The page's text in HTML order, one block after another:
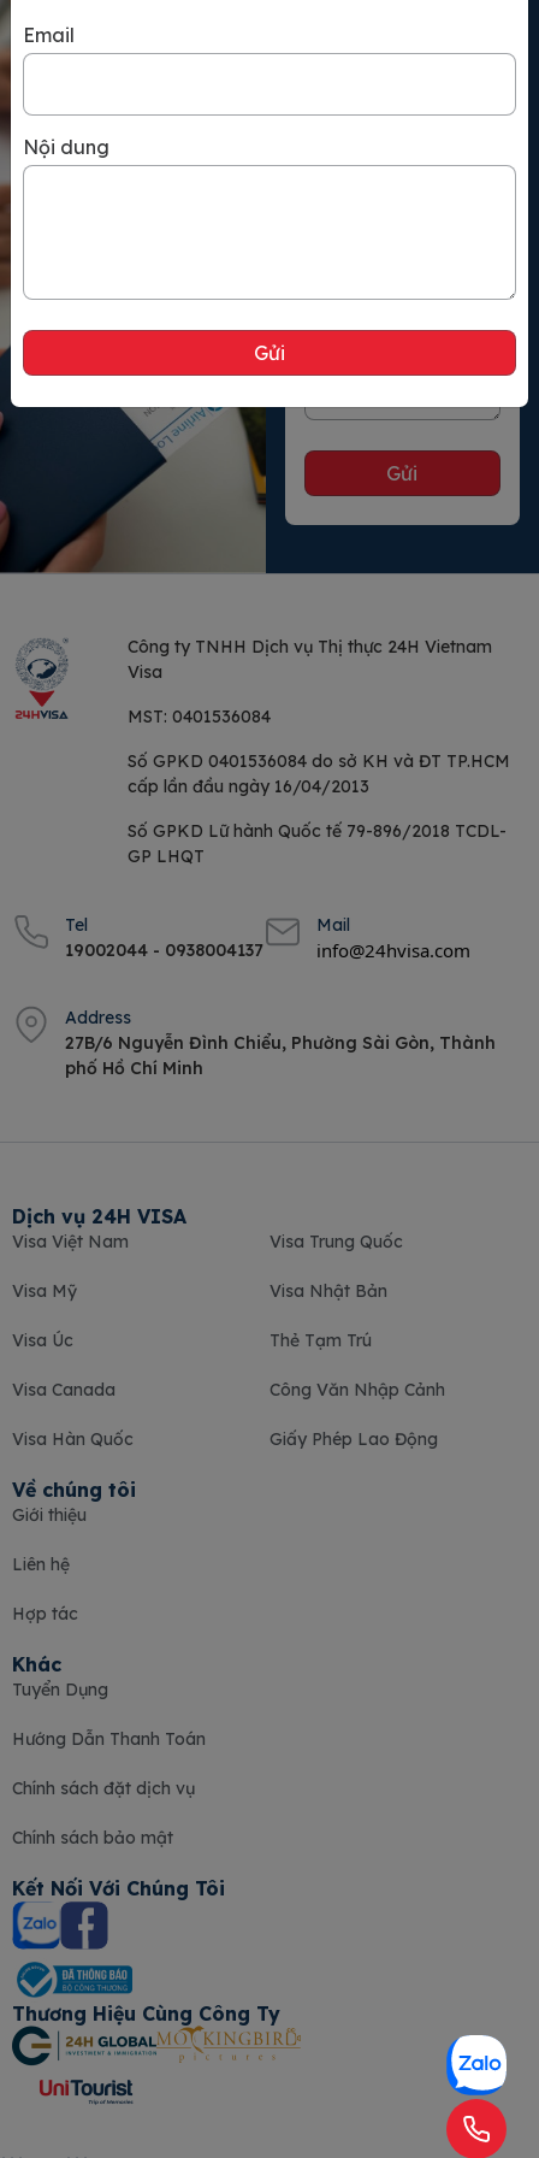
Email
Nội dung
Số điện thoại
Công ty TNHH Dịch vụ Thị thực 24H Vietnam
Visa
MST: 0401536084
Số GPKD 0401536084 do sở KH và ĐT TP.HCM
cấp lần đầu ngày 16/04/2013
Số GPKD Lữ hành Quốc tế 79-896/2018 TCDL-
GP LHQT
Tel
19002044 - 0938004137
Mail
info@24hvisa.com
Address
27B/6 Nguyễn Đình Chiểu, Phường Sài Gòn, Thành
phố Hồ Chí Minh
Về chúng tôi
Giới thiệu
Liên hệ
Hợp tác
Dịch vụ 24H VISA
Visa Việt Nam
Visa Mỹ
Visa Úc
Visa Canada
Visa Hàn Quốc
Visa Trung Quốc
Visa Nhật Bản
Thẻ Tạm Trú
Công Văn Nhập Cảnh
Giấy Phép Lao Động
Khác
Tuyển Dụng
Hướng Dẫn Thanh Toán
Chính sách đặt dịch vụ
Chính sách bảo mật
Kết Nối Với Chúng Tôi
Thương Hiệu Cùng Công Ty